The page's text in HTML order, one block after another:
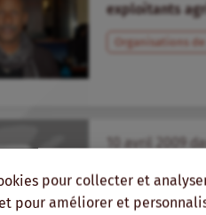
pour collecter et
pour améliorer et
exploitants
Organisations
avril
Riz